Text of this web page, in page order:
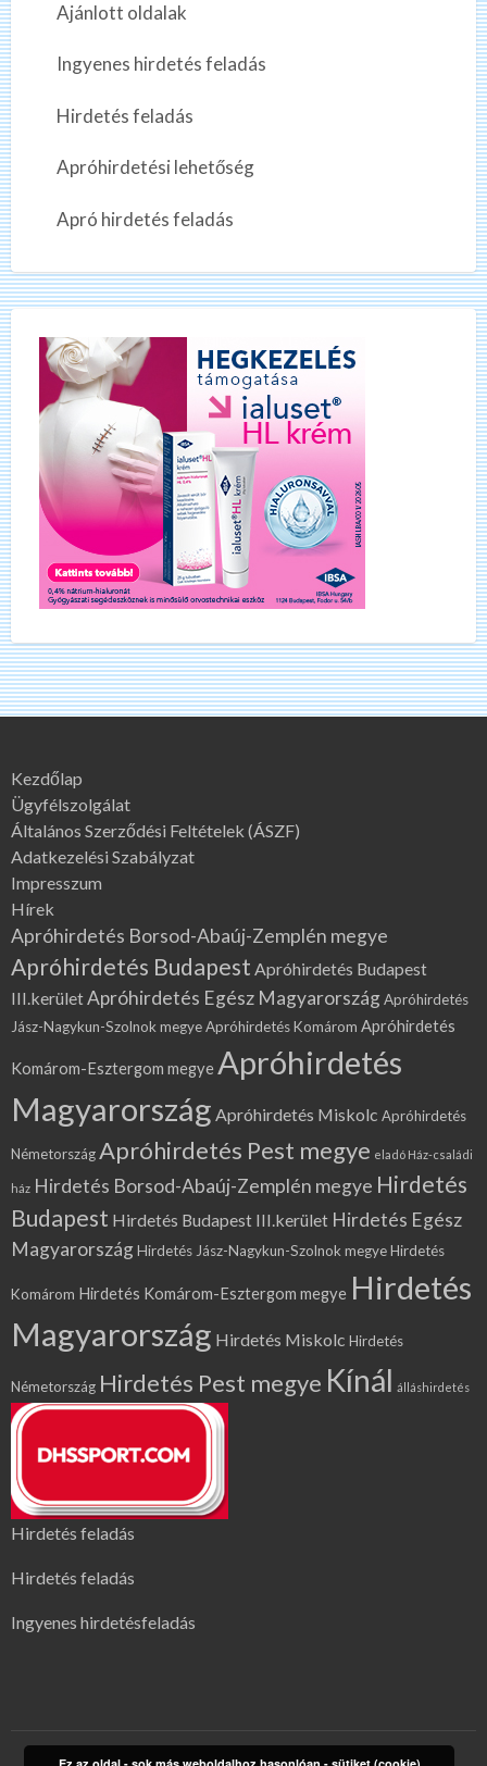
Ajánlott oldalak
Ingyenes hirdetés feladás
Hirdetés feladás
Apróhirdetési lehetőség
Apró hirdetés feladás
Kezdőlap
Ügyfélszolgálat
Általános Szerződési Feltételek (ÁSZF)
Adatkezelési Szabályzat
Impresszum
Hírek
Apróhirdetés Borsod-Abaúj-Zemplén megye
Apróhirdetés Budapest Apróhirdetés Budapest
III.kerületApróhirdetés Egész MagyarországApróhirdetés
Jász-Nagykun-Szolnok megyeApróhirdetés Komárom Apróhirdetés
Komárom-Esztergom megyeApróhirdetés
Magyarország Apróhirdetés Miskolc Apróhirdetés
NémetországApróhirdetés Pest megye eladó Ház-családi
ház Hirdetés Borsod-Abaúj-Zemplén megye Hirdetés
Budapest Hirdetés Budapest III.kerület Hirdetés Egész
MagyarországHirdetés Jász-Nagykun-Szolnok megyeHirdetés
Komárom Hirdetés Komárom-Esztergom megye Hirdetés
Magyarország Hirdetés Miskolc Hirdetés
Németország Hirdetés Pest megye Kínál álláshirdetés
Hirdetés feladás
Hirdetés feladás
Ingyenes hirdetésfeladás